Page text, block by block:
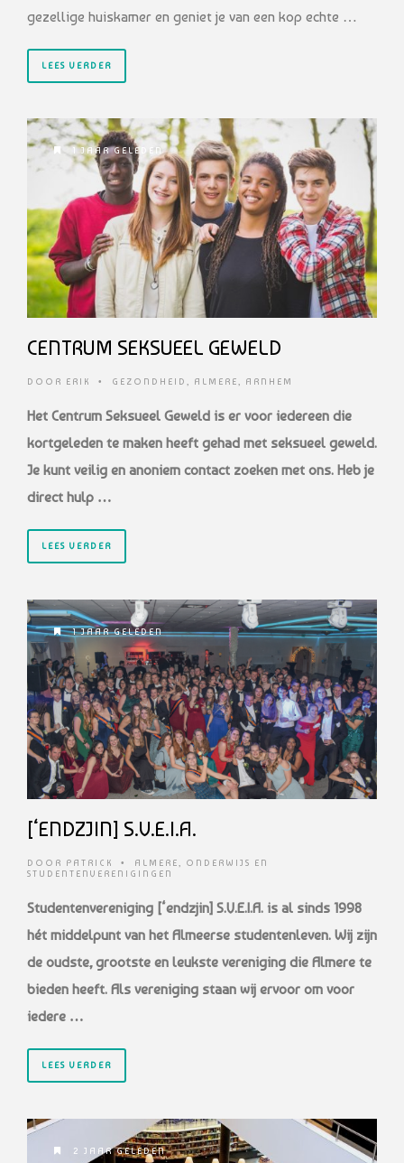
gezellige huiskamer en geniet je van een kop echte …
LEES VERDER
1 JAAR GELEDEN
CENTRUM SEKSUEEL GEWELD
DOOR ERIK • GEZONDHEID , ALMERE, ARNHEM
Het Centrum Seksueel Geweld is er voor iedereen die
kortgeleden te maken heeft gehad met seksueel geweld.
Je kunt veilig en anoniem contact zoeken met ons. Heb je
direct hulp …
LEES VERDER
1 JAAR GELEDEN
[‘ENDZJIN] S.V.E.I.A.
DOOR PATRICK • ALMERE, ONDERWIJS EN
STUDENTENVERENIGINGEN
Studentenvereniging [‘endzjin] S.V.E.I.A. is al sinds 1998
hét middelpunt van het Almeerse studentenleven. Wij zijn
de oudste, grootste en leukste vereniging die Almere te
bieden heeft. Als vereniging staan wij ervoor om voor
iedere …
LEES VERDER
2 JAAR GELEDEN